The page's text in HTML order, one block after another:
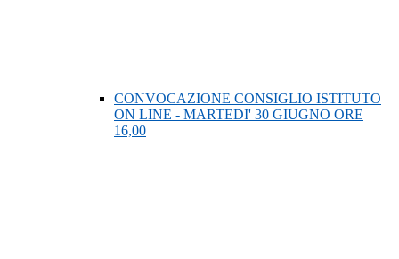
CONVOCAZIONE CONSIGLIO ISTITUTO
ON LINE - MARTEDI' 30 GIUGNO ORE
16,00